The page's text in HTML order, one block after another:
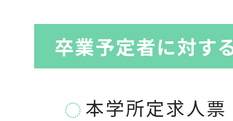
卒業予定者に対す
本学所定求人票